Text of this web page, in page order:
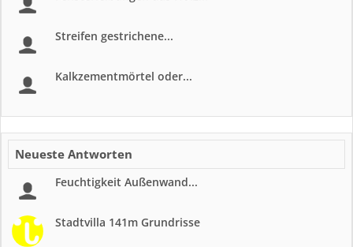
Streifen gestrichene...
Kalkzementmörtel oder...
Neueste Antworten
Feuchtigkeit Außenwand...
Stadtvilla 141m Grundrisse